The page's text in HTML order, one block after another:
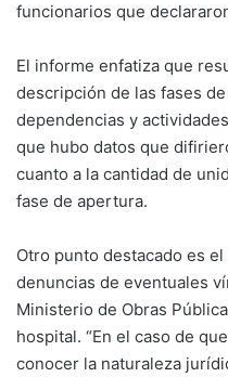
funcionarios que
El informe enfatiza que
descripción de las fases
dependencias y
que hubo datos que
cuanto a la cantidad de
fase de apertura.
Otro punto destacado es
denuncias de eventuales
Ministerio de Obras
hospital. “En el caso de
conocer la naturaleza